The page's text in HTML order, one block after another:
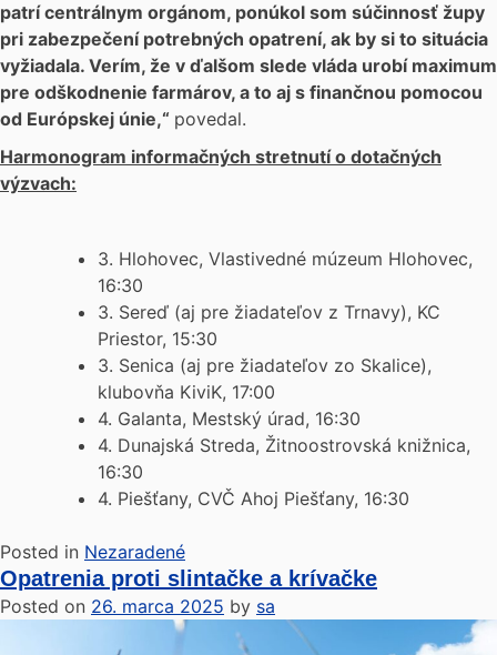
patrí centrálnym orgánom, ponúkol som súčinnosť župy
pri zabezpečení potrebných opatrení, ak by si to situácia
vyžiadala. Verím, že v ďalšom slede vláda urobí maximum
pre odškodnenie farmárov, a to aj s finančnou pomocou
od Európskej únie,“ povedal.
Harmonogram informačných stretnutí o dotačných
výzvach:
3. Hlohovec, Vlastivedné múzeum Hlohovec,
16:30
3. Sereď (aj pre žiadateľov z Trnavy), KC
Priestor, 15:30
3. Senica (aj pre žiadateľov zo Skalice),
klubovňa KiviK, 17:00
4. Galanta, Mestský úrad, 16:30
4. Dunajská Streda, Žitnoostrovská knižnica,
16:30
4. Piešťany, CVČ Ahoj Piešťany, 16:30
Posted in Nezaradené
Opatrenia proti slintačke a krívačke
Posted on 26. marca 2025 by sa